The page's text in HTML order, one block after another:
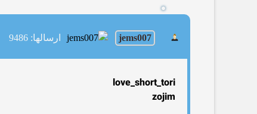
jems007 ارسالها: 9486
love_short_tori
zojim